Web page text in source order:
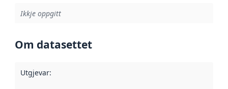
Ikkje oppgitt
Om datasettet
Utgjevar: